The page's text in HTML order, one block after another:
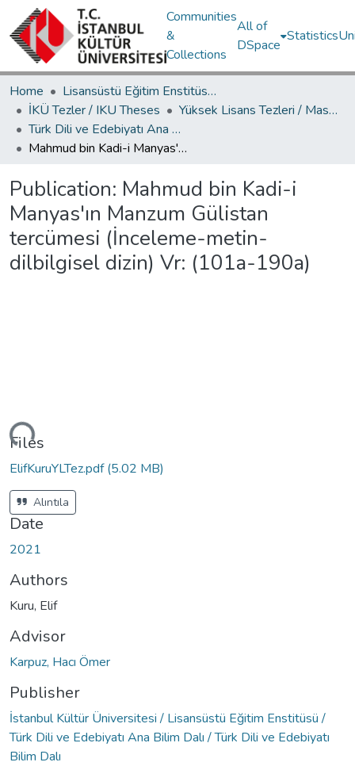
Communities
&
Collections
All of
DSpace
Statistics
Home
Lisansüstü Eğitim Enstitüsü / Postgraduate Education Institute
İKÜ Tezler / IKU Theses
Yüksek Lisans Tezleri / Master's Theses
Türk Dili ve Edebiyatı Ana Bilim Dalı / Department of Turkish Language and Literature
Mahmud bin Kadi-i Manyas'ın Manzum Gülistan tercümesi (İnceleme-metin-dilbilgisel dizin) Vr: (101a-190a)
Publication: Mahmud bin Kadi-i
Manyas'ın Manzum Gülistan
tercümesi (İnceleme-metin-
dilbilgisel dizin) Vr: (101a-190a)
Files
ElifKuruYLTez.pdf(5.02 MB)
Alıntıla
Date
2021
Authors
Kuru, Elif
Advisor
Karpuz, Hacı Ömer
Publisher
İstanbul Kültür Üniversitesi / Lisansüstü Eğitim Enstitüsü /
Türk Dili ve Edebiyatı Ana Bilim Dalı / Türk Dili ve Edebiyatı
Bilim Dalı